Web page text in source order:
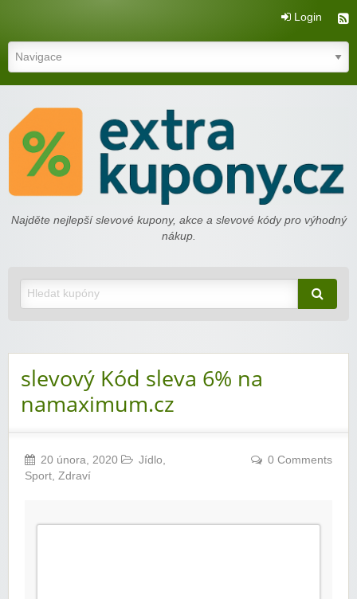
Login
extrakupony.cz
Najděte nejlepší slevové kupony, akce a slevové kódy pro výhodný
nákup.
slevový Kód sleva 6% na
namaximum.cz
20 února, 2020 Jídlo,
Sport, Zdraví
0 Comments